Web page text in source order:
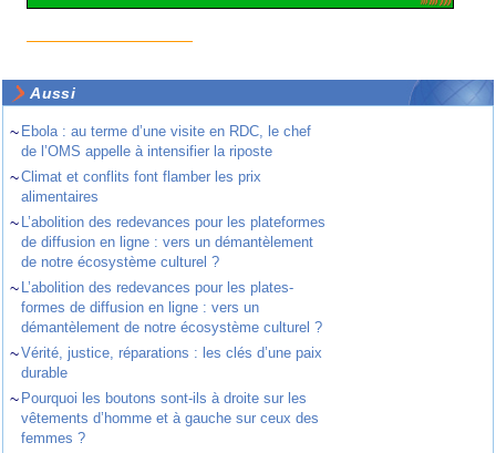
Aussi
~ Ebola : au terme d’une visite en RDC, le chef
de l’OMS appelle à intensifier la riposte
~Climat et conflits font flamber les prix
alimentaires
~ L’abolition des redevances pour les plateformes
de diffusion en ligne : vers un démantèlement
de notre écosystème culturel ?
~ L’abolition des redevances pour les plates-
formes de diffusion en ligne : vers un
démantèlement de notre écosystème culturel ?
~Vérité, justice, réparations : les clés d’une paix
durable
~ Pourquoi les boutons sont-ils à droite sur les
vêtements d’homme et à gauche sur ceux des
femmes ?